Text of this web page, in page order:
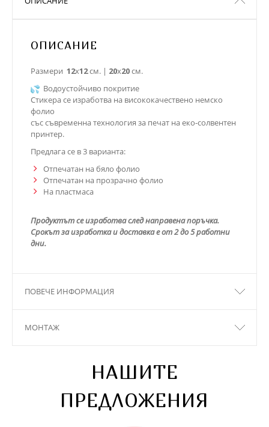
ОПИСАНИЕ
Размери 12х12см. | 20х20см.
Водоустойчиво покритие
Стикера се изработва на висококачествено немско
фолио
със съвременна технология за печат на еко-солвентен
принтер.
Предлага се в 3 варианта:
Отпечатан на бяло фолио
Отпечатан на прозрачно фолио
На пластмаса
Продуктът се изработва след направена поръчка.
Срокът за изработка и доставка е от 2 до 5 работни
дни.
ПОВЕЧЕ ИНФОРМАЦИЯ
МОНТАЖ
НАШИТЕ
ПРЕДЛОЖЕНИЯ